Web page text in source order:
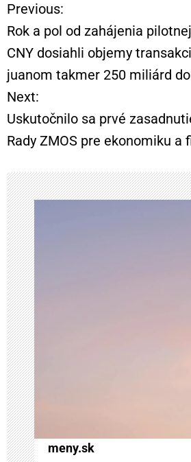
N
a
v
i
g
á
c
i
a
v
č
l
á
n
Previous:
Rok a pol od zahájenia
CNY dosiahli objemy
juanom takmer 250 miliárd
Next:
Uskutočnilo sa prvé
Rady ZMOS pre ekonomiku a
meny.sk